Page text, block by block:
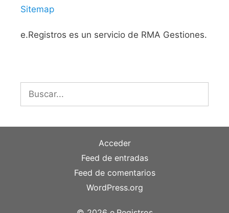
Sitemap
e.Registros es un servicio de RMA Gestiones.
Buscar:
Acceder
Feed de entradas
Feed de comentarios
WordPress.org